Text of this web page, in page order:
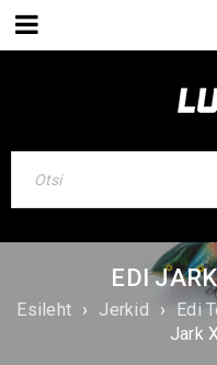
EDI
Esileht › Jerkid › Edi
Jark